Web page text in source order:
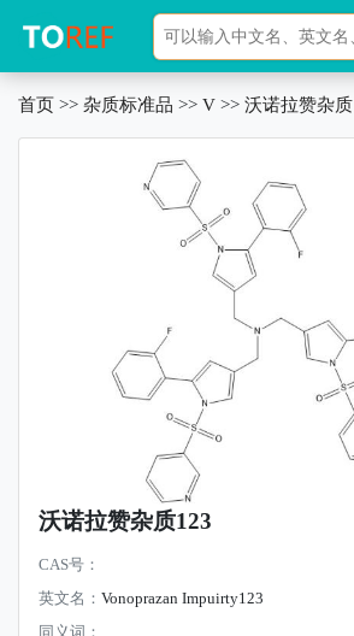
首页 >> 杂质标准品 >> V >> 沃诺拉赞杂质
沃诺拉赞杂质123
CAS号：
英文名： Vonoprazan Impuirty123
同义词：